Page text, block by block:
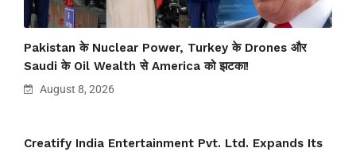
Pakistan के Nuclear Power, Turkey के Drones और
Saudi के Oil Wealth से America को झटका!
August 8, 2026
Creatify India Entertainment Pvt. Ltd. Expands Its